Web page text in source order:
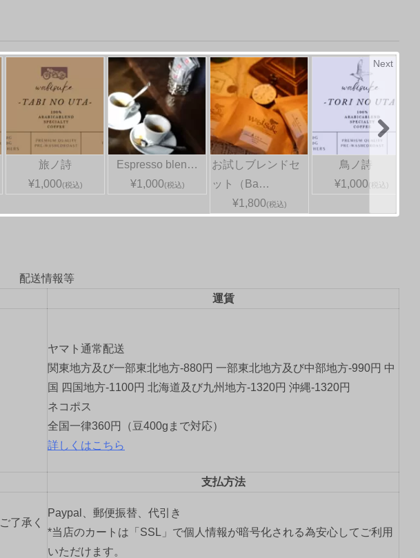
旅ノ詩
¥1,000(税込)
Espresso blen…
¥1,000(税込)
お試しブレンドセ
ット（Ba…
¥1,800(税込)
鳥ノ詩
¥1,000(税込)
Next
配送情報等
運賃
ヤマト通常配送
関東地方及び一部東北地方-880円 一部東北地方及び中部地方-990円 中
国 四国地方-1100円 北海道及び九州地方-1320円 沖縄-1320円
ネコポス
全国一律360円（豆400gまで対応）
詳しくはこちら
支払方法
了承く
Paypal、郵便振替、代引き
*当店のカートは「SSL」で個人情報が暗号化される為安心してご利用
いただけます。